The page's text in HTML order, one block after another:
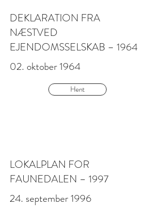
DEKLARATION FRA
NÆSTVED
EJENDOMSSELSKAB – 1964
02. oktober 1964
Hent
LOKALPLAN FOR
FAUNEDALEN – 1997
24. september 1996